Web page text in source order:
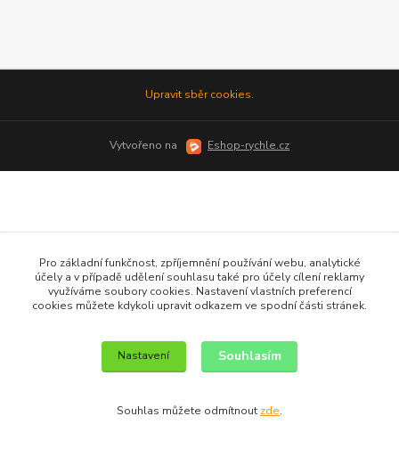
Upravit sběr cookies.
Vytvořeno na Eshop-rychle.cz
Pro základní funkčnost, zpříjemnění používání webu, analytické
účely a v případě udělení souhlasu také pro účely cílení reklamy
využíváme soubory cookies. Nastavení vlastních preferencí
cookies můžete kdykoli upravit odkazem ve spodní části stránek.
Nastavení Souhlasím
Souhlas můžete odmítnout zde.